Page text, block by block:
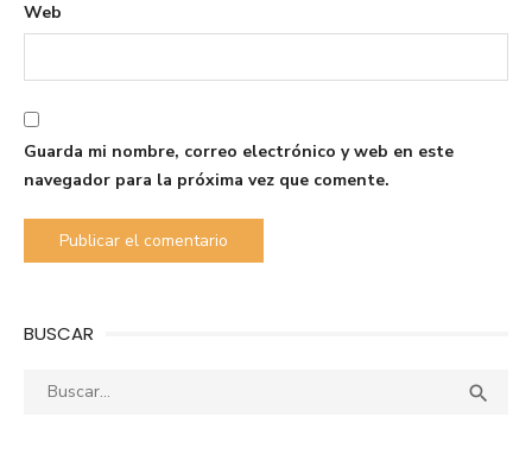
Web
Guarda mi nombre, correo electrónico y web en este
navegador para la próxima vez que comente.
BUSCAR
Buscar: 